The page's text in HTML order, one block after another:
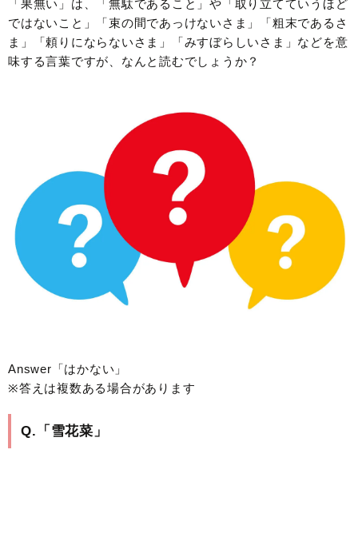
「果無い」は、「無駄であること」や「取り立てていうほど
ではないこと」「束の間であっけないさま」「粗末であるさ
ま」「頼りにならないさま」「みすぼらしいさま」などを意
味する言葉ですが、なんと読むでしょうか？
Answer「はかない」
※答えは複数ある場合があります
Q.「雪花菜」